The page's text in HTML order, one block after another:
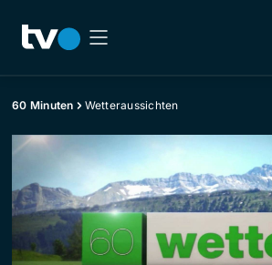
60 Minuten Wetteraussichten